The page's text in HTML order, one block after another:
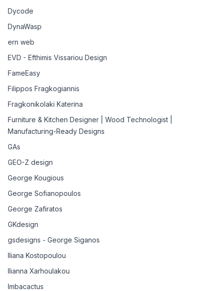
Dycode
DynaWasp
ern web
EVD - Efthimis Vissariou Design
FameEasy
Filippos Fragkogiannis
Fragkonikolaki Katerina
Furniture & Kitchen Designer | Wood Technologist |
Manufacturing-Ready Designs
GAs
GEO-Z design
George Kougious
George Sofianopoulos
George Zafiratos
GKdesign
gsdesigns - George Siganos
Iliana Kostopoulou
Ilianna Xarhoulakou
Imbacactus